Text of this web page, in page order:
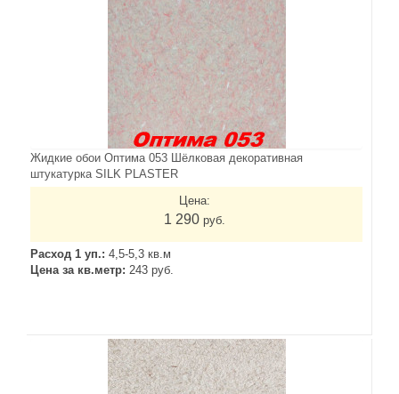
Жидкие обои Оптима 053 Шёлковая декоративная
штукатурка SILK PLASTER
Цена:
1 290 руб.
Расход 1 уп.: 4,5-5,3 кв.м
Цена за кв.метр: 243 руб.